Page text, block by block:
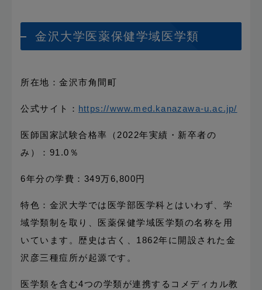
金沢大学医薬保健学域医学類
所在地：金沢市角間町
公式サイト： https://www.med.kanazawa-u.ac.jp/
医師国家試験合格率（2022年実績・新卒者の
み）：91.0％
6年分の学費：349万6,800円
特色：金沢大学では医学部医学科とはいわず、学
域学類制を取り、医薬保健学域医学類の名称を用
いています。歴史は古く、1862年に開設された金
沢彦三種痘所が起源です。
医学類を含む4つの学類が連携するコメディカル教